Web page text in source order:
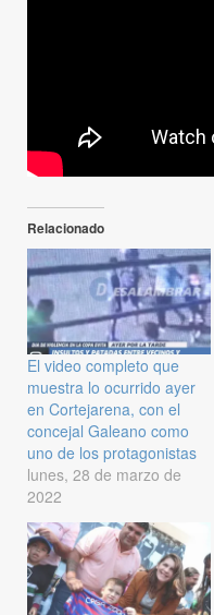
Relacionado
El video completo que
muestra lo ocurrido ayer
en Cortejarena, con el
concejal Galeano como
uno de los protagonistas
lunes, 28 de marzo de
2022